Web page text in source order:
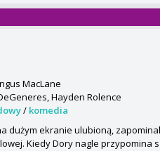
MacLane
Hayden Rolence
/ komedia
dużym ekranie ulubioną,
Kiedy Dory nagle przypomina